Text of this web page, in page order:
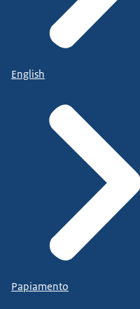
English
Papiamento